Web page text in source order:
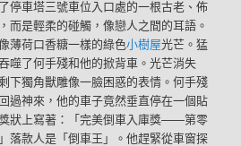
了停車塔三號車位入口處的一根古老、佈
而是輕柔的碰觸，像戀人之間的耳語。
薄荷口香糖一樣的綠色小樹屋光芒。猛
噬了何手殘和他的掀背車。光芒消失
下獨角獸雕像一臉困惑的表情。何手殘
過神來，他的車子竟然垂直停在一個貼
狀上寫著：「完美倒車入庫獎——第零
落款人是「倒車王」。他趕緊從車窗探